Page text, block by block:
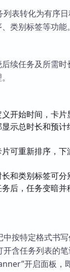
表转化为有序
类别标签等功能。
续任务及所需
开始时间，卡
示总时长和预
可重新排序，
和类别标签可分
后，任务变暗
按特定格式书写
开含任务列表的
开启面板，